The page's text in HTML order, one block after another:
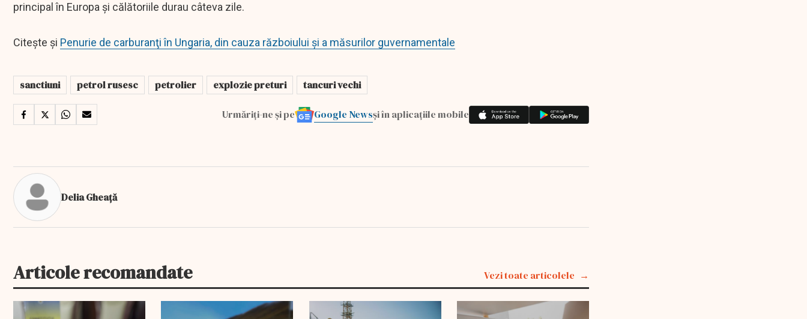
principal în Europa şi călătoriile durau câteva zile.
Citește și Penurie de carburanţi în Ungaria, din cauza războiului şi a măsurilor guvernamentale
sanctiuni petrol rusesc petrolier explozie preturi tancuri vechi
Urmăriți-ne și pe Google Newsși în aplicațiile mobile
Delia Gheață
Articole recomandate Vezi toate articolele
EXCLUSIV